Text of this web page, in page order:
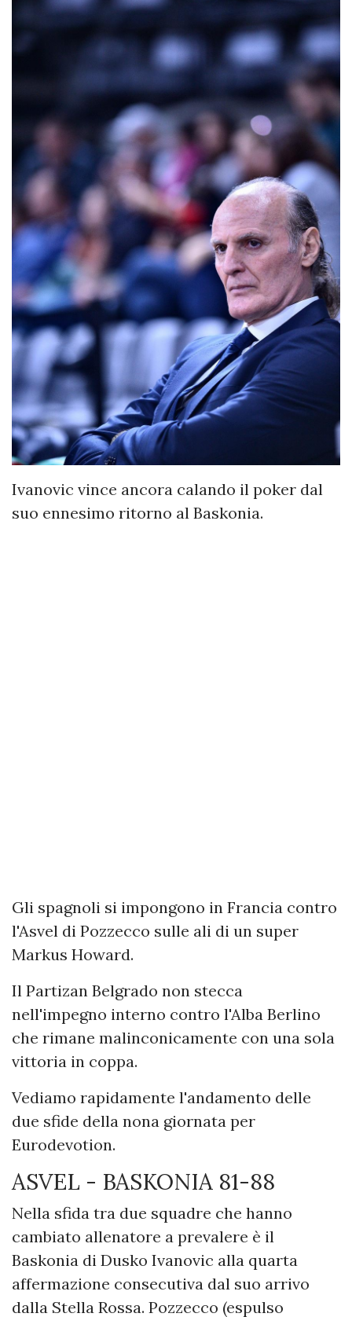
Ivanovic vince ancora calando il poker dal
suo ennesimo ritorno al Baskonia.
Gli spagnoli si impongono in Francia contro
l'Asvel di Pozzecco sulle ali di un super
Markus Howard.
Il Partizan Belgrado non stecca
nell'impegno interno contro l'Alba Berlino
che rimane malinconicamente con una sola
vittoria in coppa.
Vediamo rapidamente l'andamento delle
due sfide della nona giornata per
Eurodevotion.
ASVEL - BASKONIA 81-88
Nella sfida tra due squadre che hanno
cambiato allenatore a prevalere è il
Baskonia di Dusko Ivanovic alla quarta
affermazione consecutiva dal suo arrivo
dalla Stella Rossa. Pozzecco (espulso